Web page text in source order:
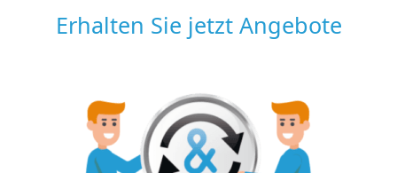
Erhalten Sie jetzt Angebote